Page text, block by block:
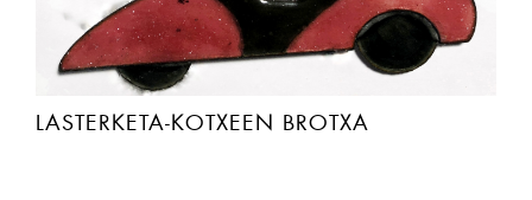
LASTERKETA-KOTXEEN BROTXA